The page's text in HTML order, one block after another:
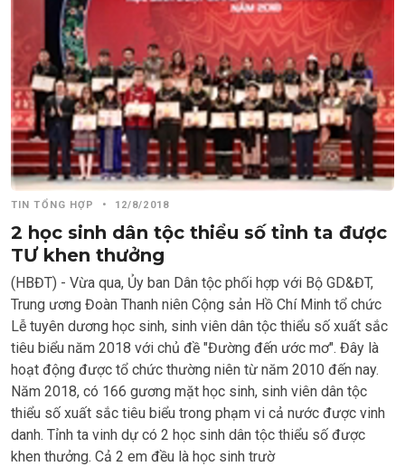
TIN TỔNG HỢP • 12/8/2018
2 học sinh dân tộc thiểu số tỉnh ta được
TƯ khen thưởng
(HBĐT) - Vừa qua, Ủy ban Dân tộc phối hợp với Bộ GD&ĐT,
Trung ương Đoàn Thanh niên Cộng sản Hồ Chí Minh tổ chức
Lễ tuyên dương học sinh, sinh viên dân tộc thiểu số xuất sắc
tiêu biểu năm 2018 với chủ đề "Đường đến ước mơ". Đây là
hoạt động được tổ chức thường niên từ năm 2010 đến nay.
Năm 2018, có 166 gương mặt học sinh, sinh viên dân tộc
thiểu số xuất sắc tiêu biểu trong phạm vi cả nước được vinh
danh. Tỉnh ta vinh dự có 2 học sinh dân tộc thiểu số được
khen thưởng. Cả 2 em đều là học sinh trườ